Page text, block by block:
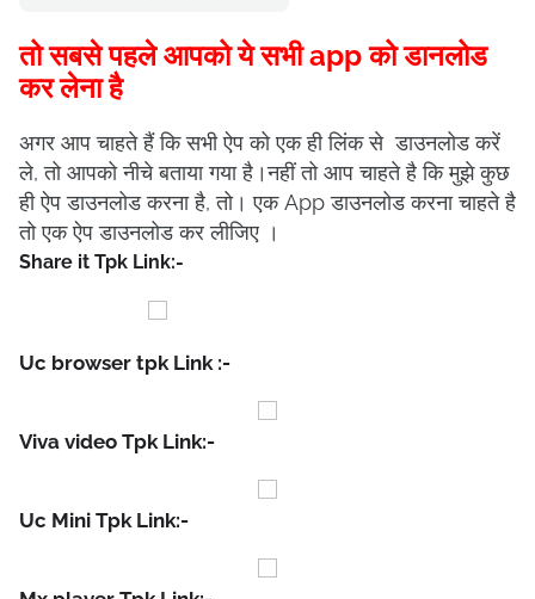
तो सबसे पहले आपको ये सभी app को डानलोड
कर लेना है
अगर आप चाहते हैं कि सभी ऐप को एक ही लिंक से डाउनलोड करें
ले, तो आपको नीचे बताया गया है।नहीं तो आप चाहते है कि मुझे कुछ
ही ऐप डाउनलोड करना है, तो। एक App डाउनलोड करना चाहते है
तो एक ऐप डाउनलोड कर लीजिए ।
Share it Tpk Link:-
Uc browser tpk Link :-
Viva video Tpk Link:-
Uc Mini Tpk Link:-